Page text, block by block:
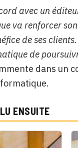
avec un
va renforcer
de ses
de
dans un
ENSUITE